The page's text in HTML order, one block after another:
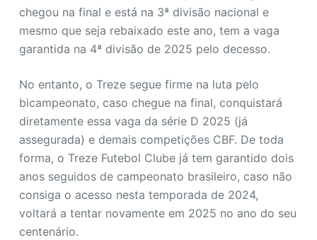
chegou na final e está na 3ª divisão nacional e
mesmo que seja rebaixado este ano, tem a vaga
garantida na 4ª divisão de 2025 pelo decesso.
No entanto, o Treze segue firme na luta pelo
bicampeonato, caso chegue na final, conquistará
diretamente essa vaga da série D 2025 (já
assegurada) e demais competições CBF. De toda
forma, o Treze Futebol Clube já tem garantido dois
anos seguidos de campeonato brasileiro, caso não
consiga o acesso nesta temporada de 2024,
voltará a tentar novamente em 2025 no ano do seu
centenário.